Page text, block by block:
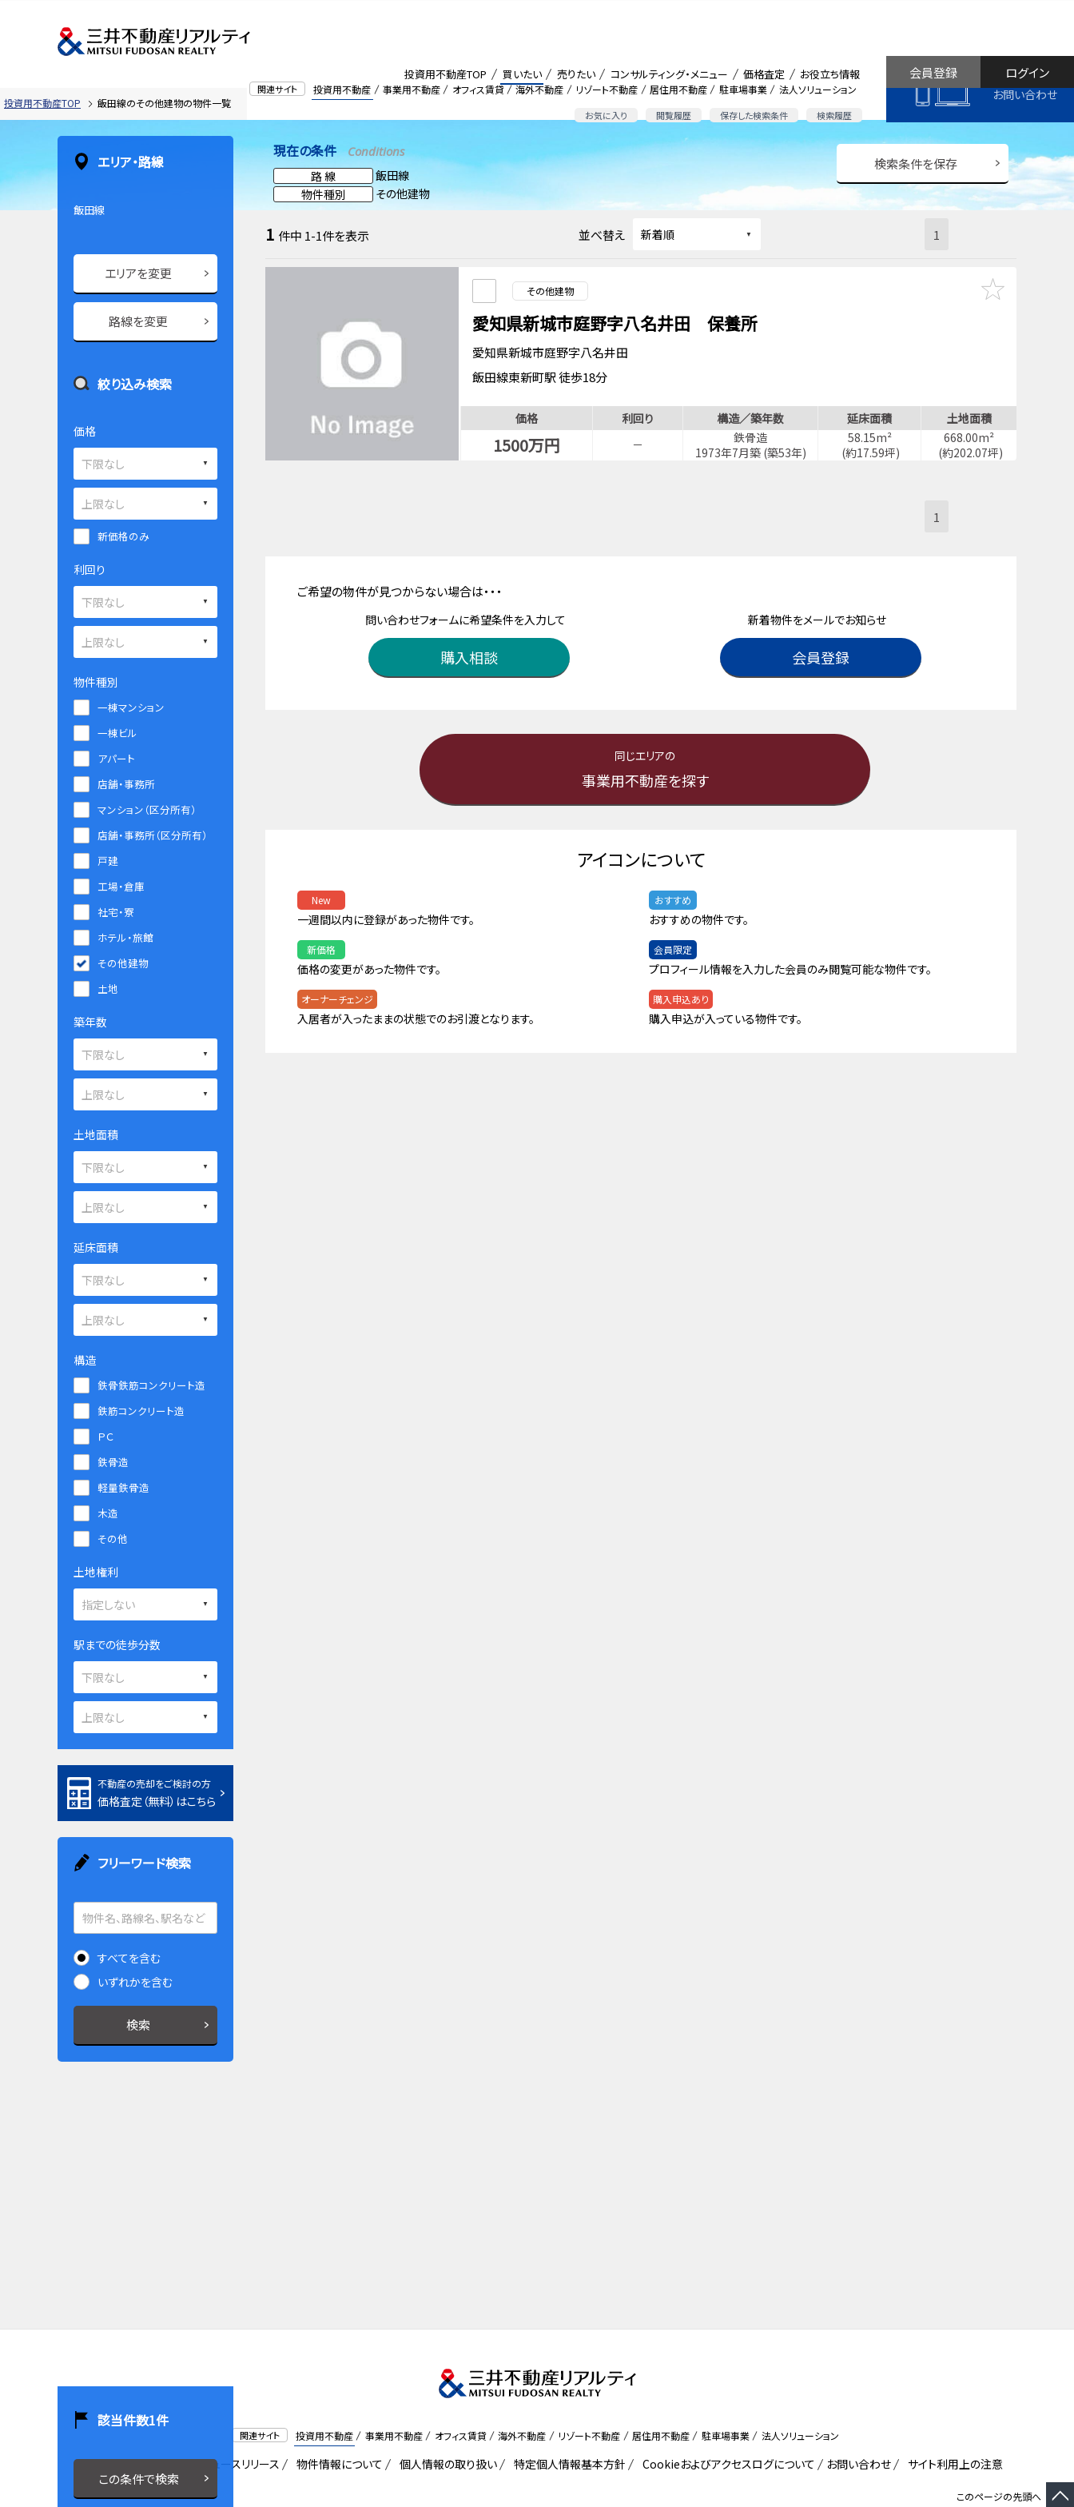
関連サイト 投資用不動産 事業用不動産 オフィス賃貸 海外不動産 リゾート不動産 居住用不動産 駐車場事業 法人ソリューション
お気に入り 閲覧履歴 保存した検索条件 検索履歴
投資用不動産TOP 買いたい 売りたい コンサルティング・メニュー 価格査定 お役立ち情報
お問い合わせ
ログイン
会員登録
投資用不動産TOP 飯田線のその他建物の物件一覧
現在の条件 Conditions
路 線
飯田線
物件種別
その他建物
検索条件を保存
1 件中 1-1件を表示 並べ替え 1
その他建物
愛知県新城市庭野字八名井田 保養所
愛知県新城市庭野字八名井田
飯田線東新町駅 徒歩18分
価格 利回り 構造／築年数 延床面積 土地面積
1500万円 －
鉄骨造
1973年7月築 (築53年)
58.15m²
(約17.59坪)
668.00m²
(約202.07坪)
1
ご希望の物件が見つからない場合は・・・
問い合わせフォームに希望条件を入力して
購入相談
新着物件をメールでお知らせ
会員登録
同じエリアの
事業用不動産を探す
アイコンについて
New
一週間以内に登録があった物件です。
おすすめ
おすすめの物件です。
新価格
価格の変更があった物件です。
会員限定
プロフィール情報を入力した会員のみ閲覧可能な物件です。
オーナーチェンジ
入居者が入ったままの状態でのお引渡となります。
購入申込あり
購入申込が入っている物件です。
エリア・路線
飯田線
エリアを変更
路線を変更
絞り込み検索
価格
新価格のみ
利回り
物件種別
一棟マンション
一棟ビル
アパート
店舗・事務所
マンション（区分所有）
店舗・事務所（区分所有）
戸建
工場・倉庫
社宅・寮
ホテル・旅館
その他建物
土地
築年数
土地面積
延床面積
構造
鉄骨鉄筋コンクリート造
鉄筋コンクリート造
ＰＣ
鉄骨造
軽量鉄骨造
木造
その他
土地権利
駅までの徒歩分数
該当件数1件
この条件で検索
不動産の売却をご検討の方
価格査定（無料）はこちら
フリーワード検索
すべてを含む
いずれかを含む
検索
このページの先頭へ
関連サイト 投資用不動産 事業用不動産 オフィス賃貸 海外不動産 リゾート不動産 居住用不動産 駐車場事業 法人ソリューション
会社概要 採用情報 ニュースリリース 物件情報について 個人情報の取り扱い 特定個人情報基本方針 Cookieおよびアクセスログについて お問い合わせ サイト利用上の注意